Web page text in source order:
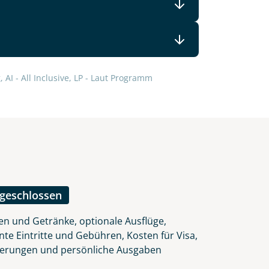
AI - All Inclusive, LP - Laut Programm
und Getränke, optionale Ausflüge,
Eintritte und Gebühren, Kosten für Visa,
und persönliche Ausgaben
erklären Sie, dass Sie die